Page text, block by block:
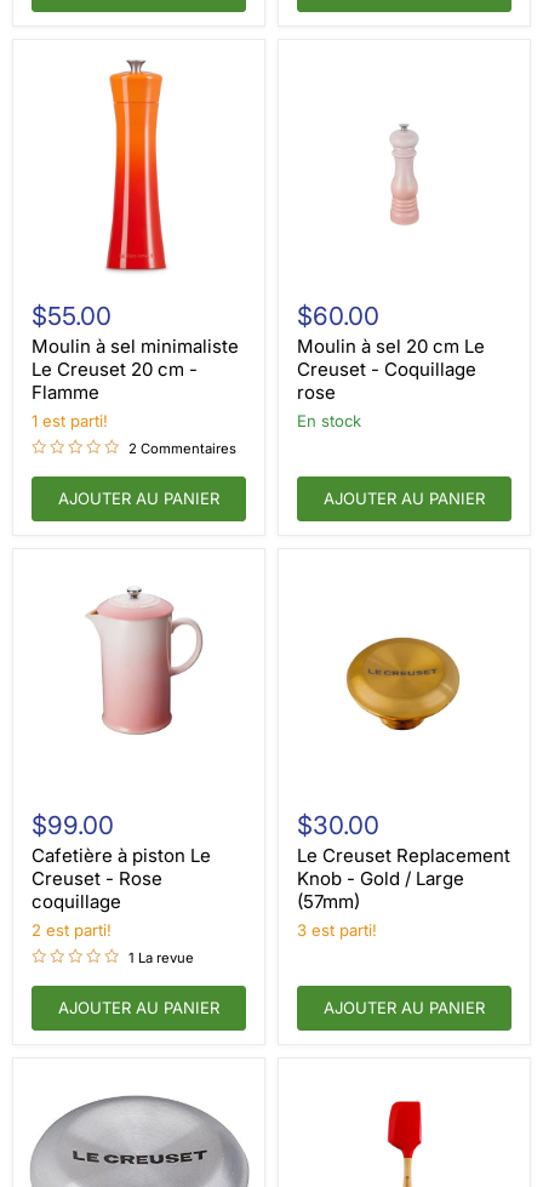
à
sel
minimaliste
Le
Creuset
20
cm
-
Flamme
$55.00
Moulin à sel minimaliste
Le Creuset 20 cm -
Flamme
1 est parti!
2 Commentaires
AJOUTER AU PANIER
à
sel
20
cm
Le
Creuset
$60.00
Moulin à sel 20 cm Le
Creuset - Coquillage
rose
en stock
AJOUTER AU PANIER
à
piston
Le
Creuset
Rose
coquillage
$99.00
Cafetière à piston Le
Creuset - Rose
coquillage
2 est parti!
1 La revue
AJOUTER AU PANIER
Creuset
Replacement
Knob
Gold
Large
$30.00
Le Creuset Replacement
Knob - Gold / Large
(57mm)
3 est parti!
AJOUTER AU PANIER